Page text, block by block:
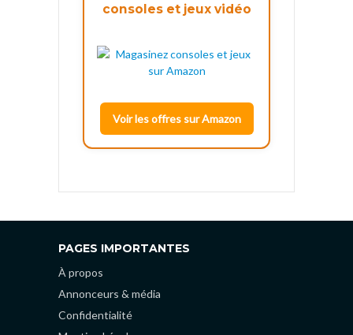
consoles et jeux vidéo
Voir les offres sur Amazon
PAGES IMPORTANTES
À propos
Annonceurs & média
Confidentialité